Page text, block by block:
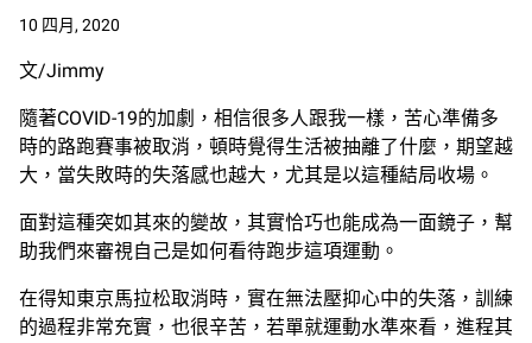
10 四月, 2020
文/Jimmy
隨著COVID-19的加劇，相信很多人跟我一樣，苦心準備多
時的路跑賽事被取消，頓時覺得生活被抽離了什麼，期望越
大，當失敗時的失落感也越大，尤其是以這種結局收場。
面對這種突如其來的變故，其實恰巧也能成為一面鏡子，幫
助我們來審視自己是如何看待跑步這項運動。
在得知東京馬拉松取消時，實在無法壓抑心中的失落，訓練
的過程非常充實，也很辛苦，若單就運動水準來看，進程其